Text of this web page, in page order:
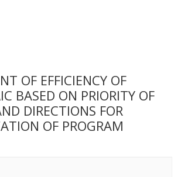
OF EFFICIENCY OF
BASED ON PRIORITY OF
DIRECTIONS FOR
OF PROGRAM